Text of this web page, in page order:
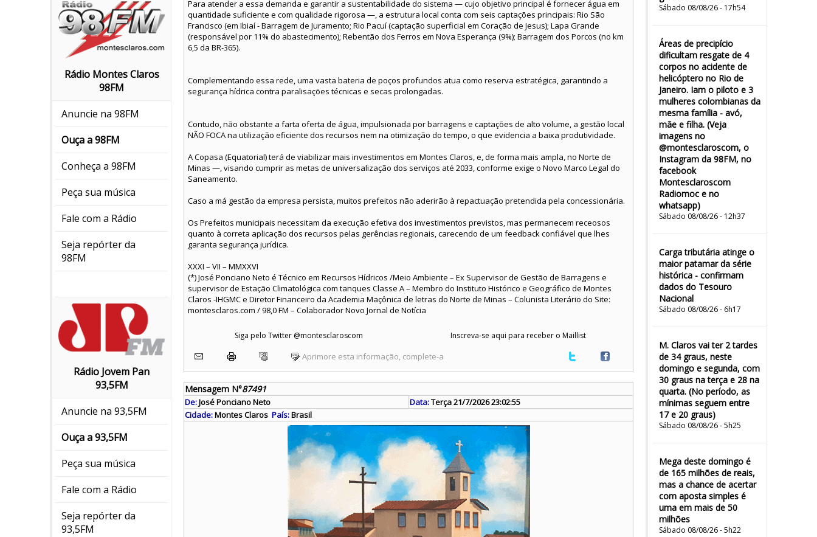
Rádio Montes Claros
98FM
Anuncie na 98FM
Ouça a 98FM
Conheça a 98FM
Peça sua música
Fale com a Rádio
Seja repórter da
98FM
Rádio Jovem Pan
93,5FM
Anuncie na 93,5FM
Ouça a 93,5FM
Peça sua música
Fale com a Rádio
Seja repórter da
93,5FM
Sábado 08/08/26 - 17h54
Áreas de precipício
dificultam resgate de 4
corpos no acidente de
helicóptero no Rio de
Janeiro. Iam o piloto e 3
mulheres colombianas da
mesma família - avó,
mãe e filha. (Veja
imagens no
@montesclaroscom, o
Instagram da 98FM, no
facebook
Montesclaroscom
Radiomoc e no
whatsapp)
Sábado 08/08/26 - 12h37
Carga tributária atinge o
maior patamar da série
histórica - confirmam
dados do Tesouro
Nacional
Sábado 08/08/26 - 6h17
M. Claros vai ter 2 tardes
de 34 graus, neste
domingo e segunda, com
30 graus na terça e 28 na
quarta. (No período, as
mínimas seguem entre
17 e 20 graus)
Sábado 08/08/26 - 5h25
Mega deste domingo é
de 165 milhões de reais,
mas a chance de acertar
com aposta simples é
uma em mais de 50
milhões
Sábado 08/08/26 - 5h22
Para atender a essa demanda e garantir a sustentabilidade do sistema — cujo objetivo principal é fornecer água em
quantidade suficiente e com qualidade rigorosa —, a estrutura local conta com seis captações principais: Rio São
Francisco (em Ibiaí - Barragem de Juramento; Rio Pacuí (captação superficial em Coração de Jesus); Lapa Grande
(responsável por 11% do abastecimento); Rebentão dos Ferros em Nova Esperança (9%); Barragem dos Porcos (no km
6,5 da BR-365).
Complementando essa rede, uma vasta bateria de poços profundos atua como reserva estratégica, garantindo a
segurança hídrica contra paralisações técnicas e secas prolongadas.
Contudo, não obstante a farta oferta de água, impulsionada por barragens e captações de alto volume, a gestão local
NÃO FOCA na utilização eficiente dos recursos nem na otimização do tempo, o que evidencia a baixa produtividade.
A Copasa (Equatorial) terá de viabilizar mais investimentos em Montes Claros, e, de forma mais ampla, no Norte de
Minas —, visando cumprir as metas de universalização dos serviços até 2033, conforme exige o Novo Marco Legal do
Saneamento.
Caso a má gestão da empresa persista, muitos prefeitos não aderirão à repactuação pretendida pela concessionária.
Os Prefeitos municipais necessitam da execução efetiva dos investimentos previstos, mas permanecem receosos
quanto à correta aplicação dos recursos pelas gerências regionais, carecendo de um feedback confiável que lhes
garanta segurança jurídica.
XXXI – VII – MMXXVI
(*) José Ponciano Neto é Técnico em Recursos Hídricos /Meio Ambiente – Ex Supervisor de Gestão de Barragens e
supervisor de Estação Climatológica com tanques Classe A – Membro do Instituto Histórico e Geográfico de Montes
Claros -IHGMC e Diretor Financeiro da Academia Maçônica de letras do Norte de Minas – Colunista Literário do Site:
montesclaros.com / 98,0 FM – Colaborador Novo Jornal de Notícia
Siga pelo Twitter @montesclaroscom Inscreva-se aqui para receber o Maillist
Aprimore esta informação, complete-a
Mensagem N°87491
De:José Ponciano Neto Data:Terça 21/7/2026 23:02:55
Cidade:Montes Claros País:Brasil